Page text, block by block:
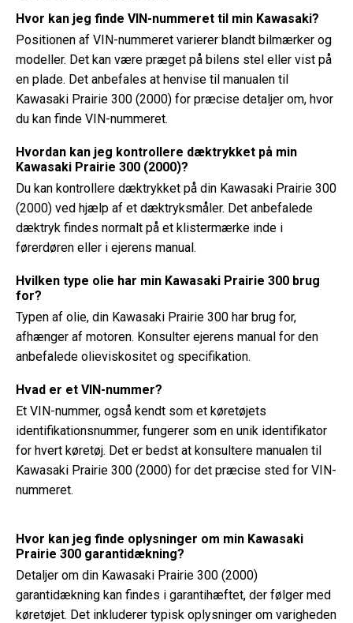
Hvor kan jeg finde VIN-nummeret til min Kawasaki?
Positionen af ​​VIN-nummeret varierer blandt bilmærker og
modeller. Det kan være præget på bilens stel eller vist på
en plade. Det anbefales at henvise til manualen til
Kawasaki Prairie 300 (2000) for præcise detaljer om, hvor
du kan finde VIN-nummeret.
Hvordan kan jeg kontrollere dæktrykket på min
Kawasaki Prairie 300 (2000)?
Du kan kontrollere dæktrykket på din Kawasaki Prairie 300
(2000) ved hjælp af et dæktryksmåler. Det anbefalede
dæktryk findes normalt på et klistermærke inde i
førerdøren eller i ejerens manual.
Hvilken type olie har min Kawasaki Prairie 300 brug
for?
Typen af ​​olie, din Kawasaki Prairie 300 har brug for,
afhænger af motoren. Konsulter ejerens manual for den
anbefalede olieviskositet og specifikation.
Hvad er et VIN-nummer?
Et VIN-nummer, også kendt som et køretøjets
identifikationsnummer, fungerer som en unik identifikator
for hvert køretøj. Det er bedst at konsultere manualen til
Kawasaki Prairie 300 (2000) for det præcise sted for VIN-
nummeret.
Hvor kan jeg finde oplysninger om min Kawasaki
Prairie 300 garantidækning?
Detaljer om din Kawasaki Prairie 300 (2000)
garantidækning kan findes i garantihæftet, der følger med
køretøjet. Det inkluderer typisk oplysninger om varigheden